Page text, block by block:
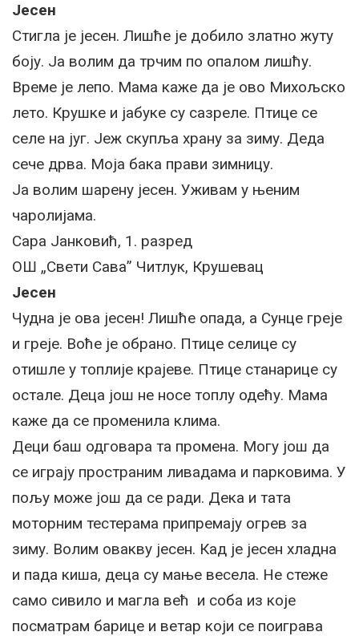
Јесен
Стигла је јесен. Лишће је добило златно жуту
боју. Ја волим да трчим по опалом лишћу.
Време је лепо. Мама каже да је ово Михољско
лето. Крушке и јабуке су сазреле. Птице се
селе на југ. Јеж скупља храну за зиму. Деда
сече дрва. Моја бака прави зимницу.
Ја волим шарену јесен. Уживам у њеним
чаролијама.
Сара Јанковић, 1. разред
ОШ „Свети Сава” Читлук, Крушевац
Јесен
Чудна је ова јесен! Лишће опада, а Сунце греје
и греје. Воће је обрано. Птице селице су
отишле у топлије крајеве. Птице станарице су
остале. Деца још не носе топлу одећу. Мама
каже да се променила клима.
Деци баш одговара та промена. Могу још да
се играју пространим ливадама и парковима. У
пољу може још да се ради. Дека и тата
моторним тестерама припремају огрев за
зиму. Волим овакву јесен. Кад је јесен хладна
и пада киша, деца су мање весела. Не стеже
само сивило и магла већ и соба из које
посматрам барице и ветар који се поиграва